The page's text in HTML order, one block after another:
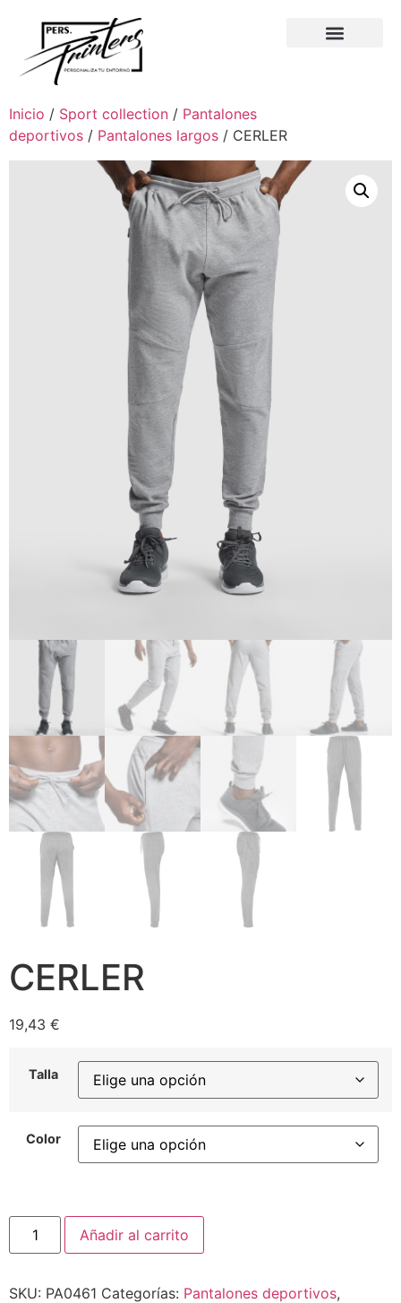
Inicio / Sport collection / Pantalones
deportivos / Pantalones largos / CERLER
CERLER
19,43 €
Talla
Color
Añadir al carrito
SKU: PA0461 Categorías: Pantalones deportivos,